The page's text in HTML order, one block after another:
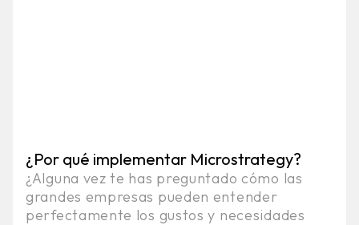
¿Por qué implementar Microstrategy?
¿Alguna vez te has preguntado cómo las
grandes empresas pueden entender
perfectamente los gustos y necesidades